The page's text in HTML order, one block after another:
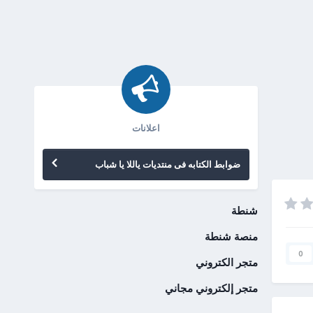
0
اعلانات
ضوابط الكتابه فى منتديات ياللا يا شباب
شنطة
منصة شنطة
متجر الكتروني
متجر إلكتروني مجاني